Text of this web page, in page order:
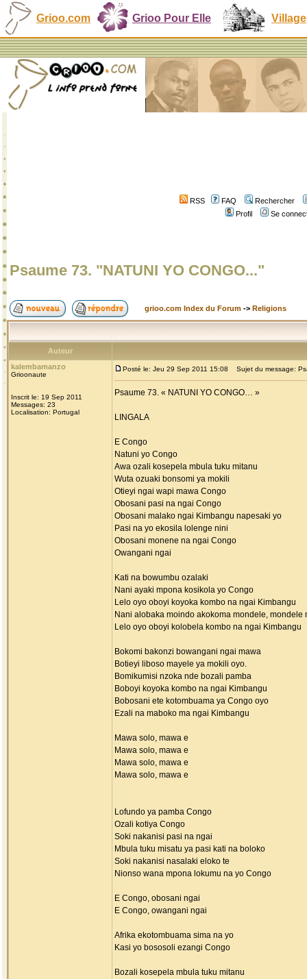
Grioo.com Grioo Pour Elle Village
RSS FAQ
Rechercher
Profil
Se
Psaume 73. "NATUNI YO CONGO..."
grioo.com Index du Forum -> Religions
Auteur
kalembamanzo
Grioonaute
Inscrit le: 19 Sep 2011
Messages: 23
Localisation: Portugal
Posté le: Jeu 29 Sep 2011 15:08 Sujet du message:
Psaume 73. « NATUNI YO CONGO… »
LINGALA
E Congo
Natuni yo Congo
Awa ozali kosepela mbula tuku mitanu
Wuta ozuaki bonsomi ya mokili
Otieyi ngai wapi mawa Congo
Obosani pasi na ngai Congo
Obosani malako ngai Kimbangu napesaki yo
Pasi na yo ekosila lolenge nini
Obosani monene na ngai Congo
Owangani ngai
Kati na bowumbu ozalaki
Nani ayaki mpona kosikola yo Congo
Lelo oyo oboyi koyoka kombo na ngai Kimbangu
Nani alobaka moindo akokoma mondele, mondele
Lelo oyo oboyi kolobela kombo na ngai Kimbangu
Bokomi bakonzi bowangani ngai mawa
Botieyi liboso mayele ya mokili oyo.
Bomikumisi nzoka nde bozali pamba
Boboyi koyoka kombo na ngai Kimbangu
Bobosani ete kotombuama ya Congo oyo
Ezali na maboko ma ngai Kimbangu
Mawa solo, mawa e
Mawa solo, mawa e
Mawa solo, mawa e
Mawa solo, mawa e
Lofundo ya pamba Congo
Ozali kotiya Congo
Soki nakanisi pasi na ngai
Mbula tuku misatu ya pasi kati na boloko
Soki nakanisi nasalaki eloko te
Nionso wana mpona lokumu na yo Congo
E Congo, obosani ngai
E Congo, owangani ngai
Afrika ekotombuama sima na yo
Kasi yo bososoli ezangi Congo
Bozali kosepela mbula tuku mitanu